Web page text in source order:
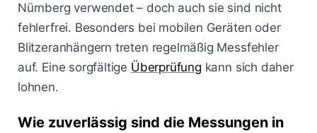
Nürnberg verwendet – doch auch sie sind nicht
fehlerfrei. Besonders bei mobilen Geräten oder
Blitzeranhängern treten regelmäßig Messfehler
auf. Eine sorgfältige Überprüfung kann sich daher
lohnen.
Wie zuverlässig sind die Messungen in